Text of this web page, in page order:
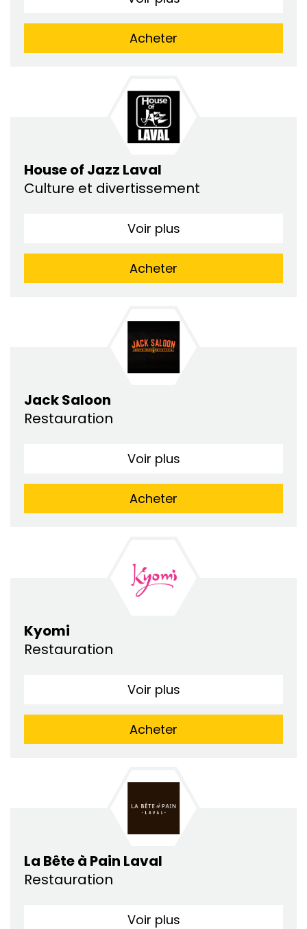
Acheter
House of Jazz Laval
Culture et divertissement
Voir plus
Acheter
Jack Saloon
Restauration
Voir plus
Acheter
Kyomi
Restauration
Voir plus
Acheter
La Bête à Pain Laval
Restauration
Voir plus